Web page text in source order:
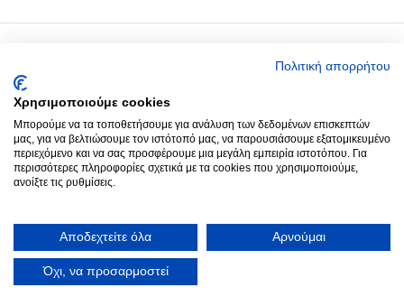
Around you
Παραγγελίες
© 2022 - 2026 Aroundyou.Κατασκευή Ιστοσελίδων
Πολιτική απορρήτου
Χρησιμοποιούμε cookies
Μπορούμε να τα τοποθετήσουμε για ανάλυση των δεδομένων επισκεπτών
μας, για να βελτιώσουμε τον ιστότοπό μας, να παρουσιάσουμε εξατομικευμένο
περιεχόμενο και να σας προσφέρουμε μια μεγάλη εμπειρία ιστοτόπου. Για
περισσότερες πληροφορίες σχετικά με τα cookies που χρησιμοποιούμε,
ανοίξτε τις ρυθμίσεις.
Αποδεχτείτε όλα Αρνούμαι
Όχι, να προσαρμοστεί